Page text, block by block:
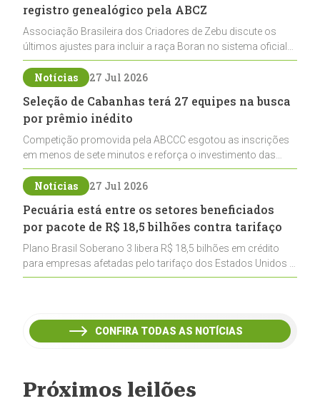
registro genealógico pela ABCZ
Associação Brasileira dos Criadores de Zebu discute os
últimos ajustes para incluir a raça Boran no sistema oficial
de registros, abrindo caminho para sua expansão na
pecuária nacional
Notícias 27 Jul 2026
Seleção de Cabanhas terá 27 equipes na busca
por prêmio inédito
Competição promovida pela ABCCC esgotou as inscrições
em menos de sete minutos e reforça o investimento das
cabanhas na seleção genética de Cavalos Crioulos voltados
ao laço
Notícias 27 Jul 2026
Pecuária está entre os setores beneficiados
por pacote de R$ 18,5 bilhões contra tarifaço
Plano Brasil Soberano 3 libera R$ 18,5 bilhões em crédito
para empresas afetadas pelo tarifaço dos Estados Unidos e
inclui a pecuária entre os setores estratégicos
CONFIRA TODAS AS NOTÍCIAS
Próximos leilões